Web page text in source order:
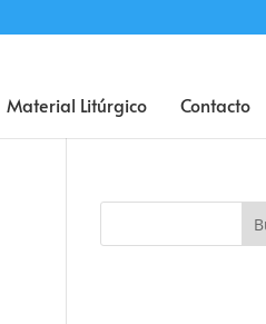
Material Litúrgico Contacto